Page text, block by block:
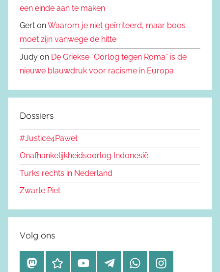
een einde aan te maken
Gert onWaarom je niet geïrriteerd, maar boos
moet zijn vanwege de hitte
Judy on De Griekse “Oorlog tegen Roma” is de
nieuwe blauwdruk voor racisme in Europa
Dossiers
#Justice4Paweł
Onafhankelijkheidsoorlog Indonesië
Turks rechts in Nederland
Zwarte Piet
Volg ons
M
B
Y
T
W
I